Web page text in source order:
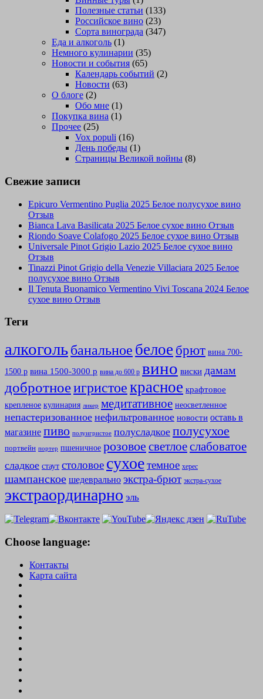
Полезные статьи (133)
Российское вино (23)
Сорта винограда (347)
Еда и алкоголь (1)
Немного кулинарии (35)
Новости и события (65)
Календарь событий (2)
Новости (63)
О блоге (2)
Обо мне (1)
Покупка вина (1)
Прочее (25)
Vox populi (16)
День победы (1)
Страницы Великой войны (8)
Свежие записи
Epicuro Vermentino Puglia 2025 Белое полусухое вино
Отзыв
Bianca Lava Basilicata 2025 Белое сухое вино Отзыв
Riondo Soave Colafogo 2025 Белое сухое вино Отзыв
Universale Pinot Grigio Lazio 2025 Белое сухое вино
Отзыв
Tinazzi Pinot Grigio della Venezie Villaciara 2025 Белое
полусухое вино Отзыв
Il Tenuta Buonamico Vermentino Vivi Toscana 2024 Белое
сухое вино Отзыв
Теги
алкогольбанальное белое брют вина 700-
1500 р вина 1500-3000 р вина до 600 р вино виски дамам
добротноеигристоекрасное крафтовое
крепленое кулинария ликер медитативное неосветленное
непастеризованное нефильтрованное новости оставь в
магазине пиво полуигристое полусладкое полусухое
портвейн портер пшеничное розовое светлоеслабоватое
сладкое стаут столовое сухоетемное херес
шампанское шедеврально экстра-брют экстра-сухое
экстраординарно эль
Choose language:
Контакты
Карта сайта